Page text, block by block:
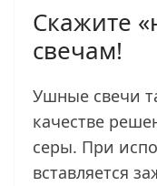
Скажите
свечам!
Ушные свечи
качестве
серы. При
вставляется